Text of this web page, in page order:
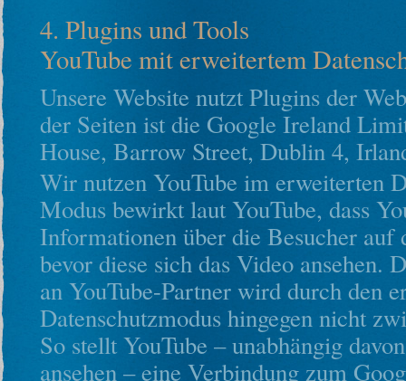
4. Plugins und Tools
YouTube mit erweitertem
Unsere Website nutzt Plugins der
der Seiten ist die Google Ireland
House, Barrow Street, Dublin 4,
Wir nutzen YouTube im erweiterten
Modus bewirkt laut YouTube, dass
Informationen über die Besucher auf
bevor diese sich das Video ansehen.
an YouTube-Partner wird durch den
Datenschutzmodus hingegen nicht
So stellt YouTube – unabhängig
ansehen – eine Verbindung zum